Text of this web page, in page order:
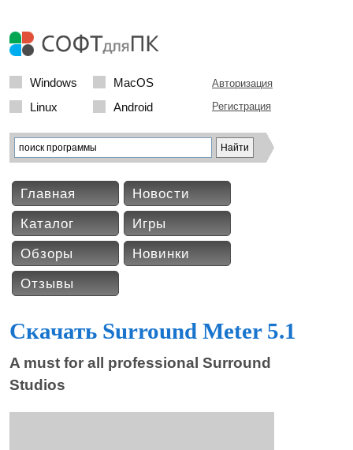
Windows
MacOS
Linux
Android
Авторизация
Регистрация
Главная
Новости
Каталог
Игры
Обзоры
Новинки
Отзывы
Скачать Surround Meter 5.1
A must for all professional Surround
Studios